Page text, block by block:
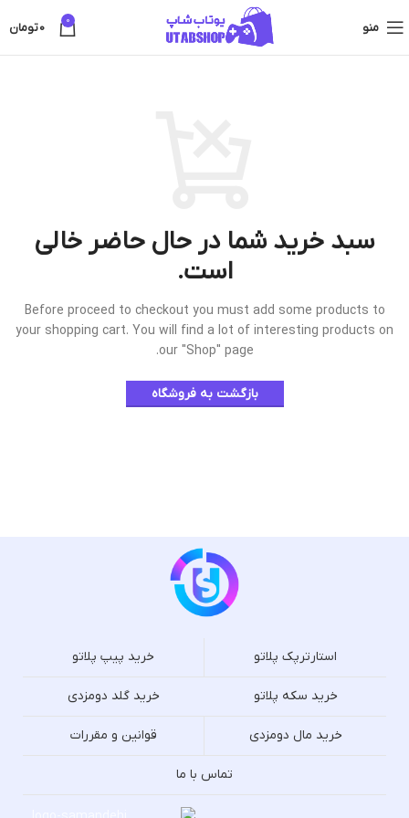
منو 0
0تومان
سبد خرید شما در حال حاضر خالی
است.
Before proceed to checkout you must add some products to
your shopping cart. You will find a lot of interesting products on
our "Shop" page.
بازگشت به فروشگاه
استارترپک پلاتو خرید پیپ پلاتو
خرید سکه پلاتو خرید گلد دومزدی
خرید مال دومزدی قوانین و مقررات
تماس با ما